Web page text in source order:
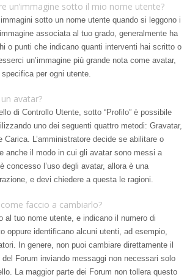
un’immagine sotto il mio nome utente?
sotto un nome utente quando si leggono i
associata al tuo grado, generalmente ha
o punti che indicano quanti interventi hai scritto o
un’immagine più grande nota come avatar,
per ogni utente.
avatar?
di Controllo Utente, sotto “Profilo” è possibile
uno dei seguenti quattro metodi: Gravatar,
Carica. L’amministratore decide se abilitare o
anche il modo in cui gli avatar sono messi a
concesso l’uso degli avatar, allora è una
e devi chiedere a questa le ragioni.
faccio a cambiarlo?
al tuo nome utente, e indicano il numero di
oppure identificano alcuni utenti, ad esempio,
In genere, non puoi cambiare direttamente il
Forum inviando messaggi non necessari solo
La maggior parte dei Forum non tollera questo